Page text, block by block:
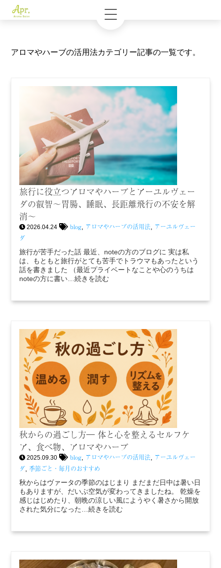
アロマやハーブの活用法カテゴリー記事の一覧です。
旅行に役立つアロマやハーブとアーユルヴェー
ダの叡智〜胃腸、睡眠、長距離飛行の不安を解
消〜
2026.04.24 blog アロマやハーブの活用法 アーユルヴェー
ダ
旅行が苦手だった話 最近、noteの方のブログに 実は私
は、もともと旅行がとても苦手でトラウマもあったという
話を書きました （最近プライベートなことや心のうちは
noteの方に書い…続きを読む
秋からの過ごし方― 体と心を整えるセルフケ
ア、食べ物、アロマやハーブ
2025.09.30 blog アロマやハーブの活用法 アーユルヴェー
ダ ,季節ごと・毎月のおすすめ
秋からはヴァータの季節のはじまり まだまだ日中は暑い日
もありますが、だいぶ空気が変わってきましたね。 乾燥を
感じはじめたり、朝晩の涼しい風にようやく暑さから開放
された気分になった…続きを読む